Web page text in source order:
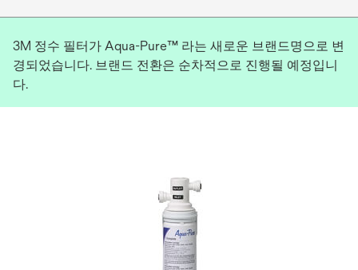
3M 정수 필터가 Aqua-Pure™ 라는 새로운 브랜드명으로 변
경되었습니다. 브랜드 전환은 순차적으로 진행될 예정입니
다.